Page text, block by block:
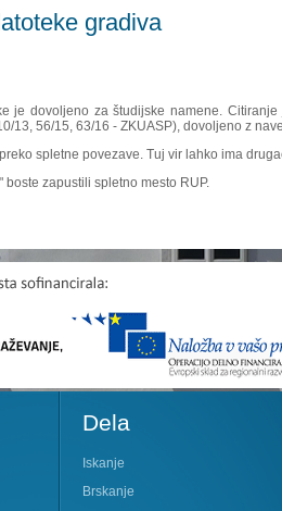
gradiva
je dovoljeno za študijske namene.
13, 56/15, 63/16 - ZKUASP), dovoljeno z
spletne povezave. Tuj vir lahko ima
zapustili spletno mesto RUP.
Dela
Iskanje
Brskanje